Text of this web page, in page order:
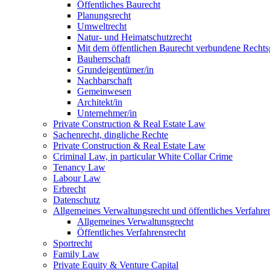
Öffentliches Baurecht
Planungsrecht
Umweltrecht
Natur- und Heimatschutzrecht
Mit dem öffentlichen Baurecht verbundene
Bauherrschaft
Grundeigentümer/in
Nachbarschaft
Gemeinwesen
Architekt/in
Unternehmer/in
Private Construction & Real Estate Law
Sachenrecht, dingliche Rechte
Private Construction & Real Estate Law
Criminal Law, in particular White Collar Crime
Tenancy Law
Labour Law
Erbrecht
Datenschutz
Allgemeines Verwaltungsrecht und öffentliches
Allgemeines Verwaltunsgrecht
Öffentliches Verfahrensrecht
Sportrecht
Family Law
Private Equity & Venture Capital